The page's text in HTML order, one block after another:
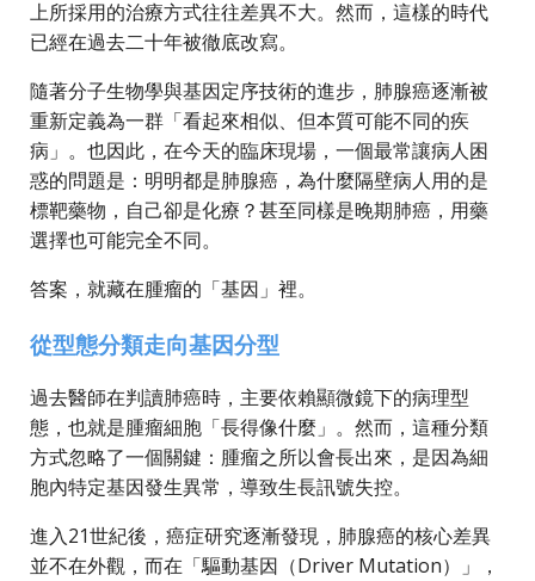
上所採用的治療方式往往差異不大。然而，這樣的時代
已經在過去二十年被徹底改寫。
隨著分子生物學與基因定序技術的進步，肺腺癌逐漸被
重新定義為一群「看起來相似、但本質可能不同的疾
病」。也因此，在今天的臨床現場，一個最常讓病人困
惑的問題是：明明都是肺腺癌，為什麼隔壁病人用的是
標靶藥物，自己卻是化療？甚至同樣是晚期肺癌，用藥
選擇也可能完全不同。
答案，就藏在腫瘤的「基因」裡。
從型態分類走向基因分型
過去醫師在判讀肺癌時，主要依賴顯微鏡下的病理型
態，也就是腫瘤細胞「長得像什麼」。然而，這種分類
方式忽略了一個關鍵：腫瘤之所以會長出來，是因為細
胞內特定基因發生異常，導致生長訊號失控。
進入21世紀後，癌症研究逐漸發現，肺腺癌的核心差異
並不在外觀，而在「驅動基因（Driver Mutation）」，